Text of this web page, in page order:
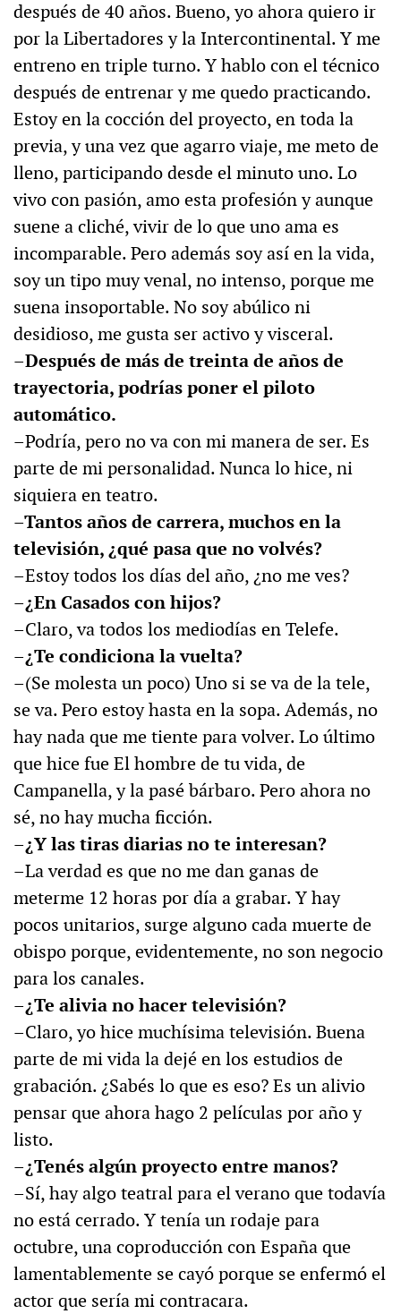
después de 40 años. Bueno, yo ahora quiero ir
por la Libertadores y la Intercontinental. Y me
entreno en triple turno. Y hablo con el técnico
después de entrenar y me quedo practicando.
Estoy en la cocción del proyecto, en toda la
previa, y una vez que agarro viaje, me meto de
lleno, participando desde el minuto uno. Lo
vivo con pasión, amo esta profesión y aunque
suene a cliché, vivir de lo que uno ama es
incomparable. Pero además soy así en la vida,
soy un tipo muy venal, no intenso, porque me
suena insoportable. No soy abúlico ni
desidioso, me gusta ser activo y visceral.
–Después de más de treinta de años de
trayectoria, podrías poner el piloto
automático.
–Podría, pero no va con mi manera de ser. Es
parte de mi personalidad. Nunca lo hice, ni
siquiera en teatro.
–Tantos años de carrera, muchos en la
televisión, ¿qué pasa que no volvés?
–Estoy todos los días del año, ¿no me ves?
–¿En Casados con hijos?
–Claro, va todos los mediodías en Telefe.
–¿Te condiciona la vuelta?
–(Se molesta un poco) Uno si se va de la tele,
se va. Pero estoy hasta en la sopa. Además, no
hay nada que me tiente para volver. Lo último
que hice fue El hombre de tu vida, de
Campanella, y la pasé bárbaro. Pero ahora no
sé, no hay mucha ficción.
–¿Y las tiras diarias no te interesan?
–La verdad es que no me dan ganas de
meterme 12 horas por día a grabar. Y hay
pocos unitarios, surge alguno cada muerte de
obispo porque, evidentemente, no son negocio
para los canales.
–¿Te alivia no hacer televisión?
–Claro, yo hice muchísima televisión. Buena
parte de mi vida la dejé en los estudios de
grabación. ¿Sabés lo que es eso? Es un alivio
pensar que ahora hago 2 películas por año y
listo.
–¿Tenés algún proyecto entre manos?
–Sí, hay algo teatral para el verano que todavía
no está cerrado. Y tenía un rodaje para
octubre, una coproducción con España que
lamentablemente se cayó porque se enfermó el
actor que sería mi contracara.